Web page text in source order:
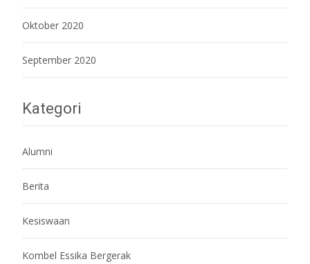
Oktober 2020
September 2020
Kategori
Alumni
Berita
Kesiswaan
Kombel Essika Bergerak